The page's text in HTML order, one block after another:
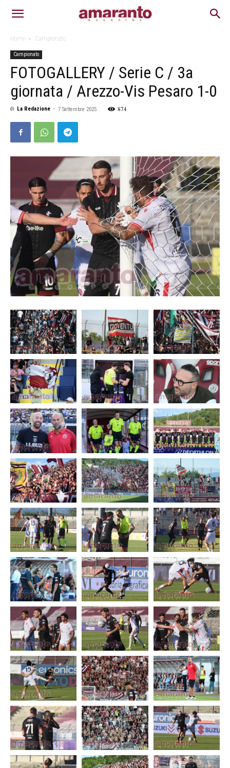
Home Campionato
Campionato
FOTOGALLERY / Serie C / 3a
giornata / Arezzo-Vis Pesaro 1-0
di La Redazione - 7 Settembre 2025 874